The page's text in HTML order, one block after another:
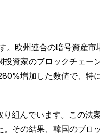
。欧州連合の暗号資産
資家のブロックチェ
増加した数値で、特
組んでいます。この法
その結果、韓国のブ